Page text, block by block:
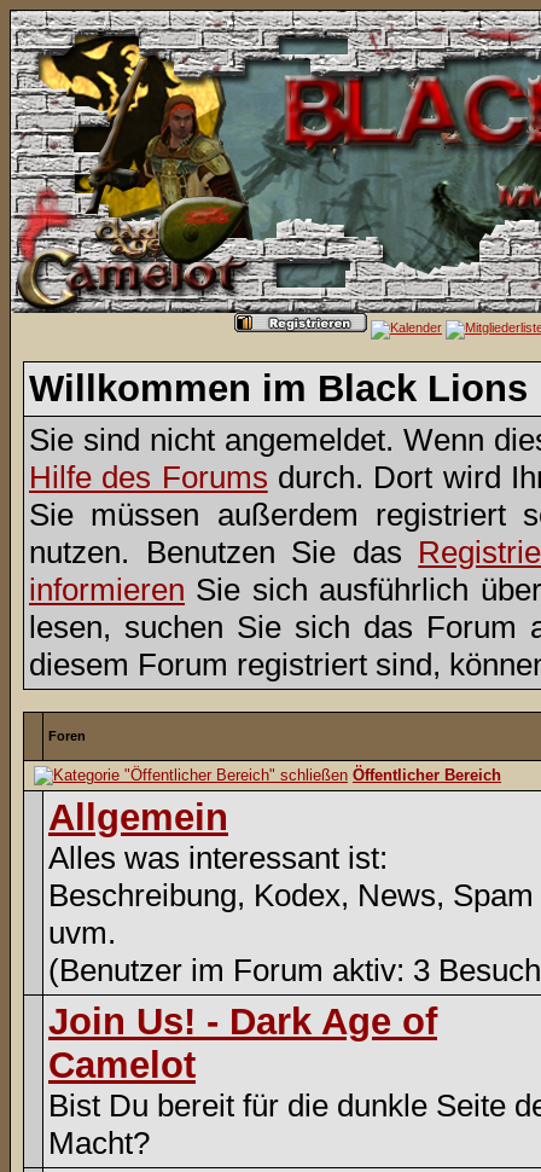
Willkommen im Black Lions
Sie sind nicht angemeldet. Wenn
Hilfe des Forums durch. Dort wird
Sie müssen außerdem registriert
nutzen. Benutzen Sie das
informieren Sie sich ausführlich
lesen, suchen Sie sich das Forum
diesem Forum registriert sind,
Foren
Öffentlicher Bereich
Allgemein
Alles was interessant ist:
Beschreibung, Kodex, News, Spam
uvm.
(Benutzer im Forum aktiv: 3
Join Us! - Dark Age of
Camelot
Bist Du bereit für die dunkle Seite
Macht?